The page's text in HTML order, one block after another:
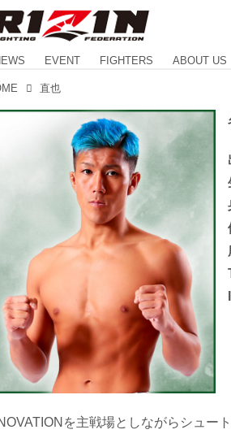
EVENT FIGHTERS ABOUT US
直也
を主戦場としながらシュー